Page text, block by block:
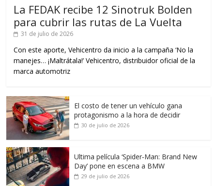
La FEDAK recibe 12 Sinotruk Bolden
para cubrir las rutas de La Vuelta
31 de julio de 2026
Con este aporte, Vehicentro da inicio a la campaña ‘No la
manejes… ¡Maltrátala!’ Vehicentro, distribuidor oficial de la
marca automotriz
El costo de tener un vehículo gana
protagonismo a la hora de decidir
30 de julio de 2026
Ultima película ‘Spider‑Man: Brand New
Day’ pone en escena a BMW
29 de julio de 2026